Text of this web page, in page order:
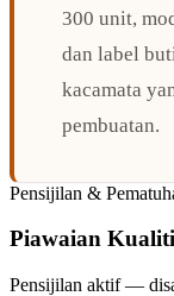
300 unit,
dan label
kacamata
pembuatan.
Pensijilan &
Piawaian
Pensijilan aktif —